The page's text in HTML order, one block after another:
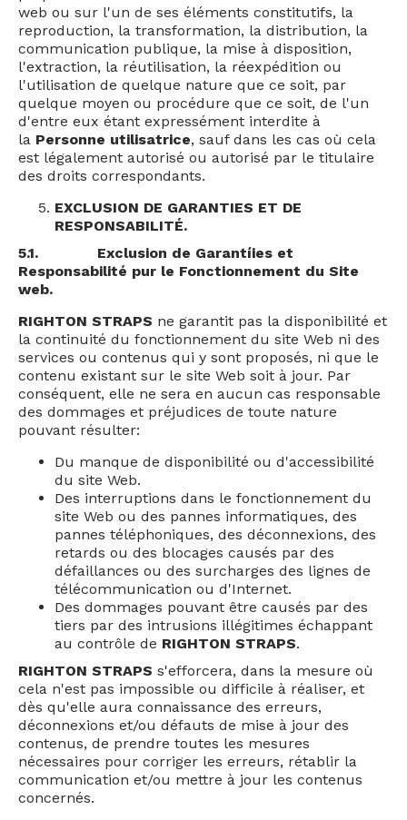
web ou sur l'un de ses éléments constitutifs, la
reproduction, la transformation, la distribution, la
communication publique, la mise à disposition,
l'extraction, la réutilisation, la réexpédition ou
l'utilisation de quelque nature que ce soit, par
quelque moyen ou procédure que ce soit, de l'un
d'entre eux étant expressément interdite à
la Personne utilisatrice, sauf dans les cas où cela
est légalement autorisé ou autorisé par le titulaire
des droits correspondants.
EXCLUSION DE GARANTIES ET DE
RESPONSABILITÉ.
5.1.
Exclusion de Garantíies et
Responsabilité pur le Fonctionnement du Site
web.
RIGHTON STRAPS ne garantit pas la disponibilité et
la continuité du fonctionnement du site Web ni des
services ou contenus qui y sont proposés, ni que le
contenu existant sur le site Web soit à jour. Par
conséquent, elle ne sera en aucun cas responsable
des dommages et préjudices de toute nature
pouvant résulter:
Du manque de disponibilité ou d'accessibilité
du site Web.
Des interruptions dans le fonctionnement du
site Web ou des pannes informatiques, des
pannes téléphoniques, des déconnexions, des
retards ou des blocages causés par des
défaillances ou des surcharges des lignes de
télécommunication ou d'Internet.
Des dommages pouvant être causés par des
tiers par des intrusions illégitimes échappant
au contrôle de RIGHTON STRAPS.
RIGHTON STRAPS s'efforcera, dans la mesure où
cela n'est pas impossible ou difficile à réaliser, et
dès qu'elle aura connaissance des erreurs,
déconnexions et/ou défauts de mise à jour des
contenus, de prendre toutes les mesures
nécessaires pour corriger les erreurs, rétablir la
communication et/ou mettre à jour les contenus
concernés.